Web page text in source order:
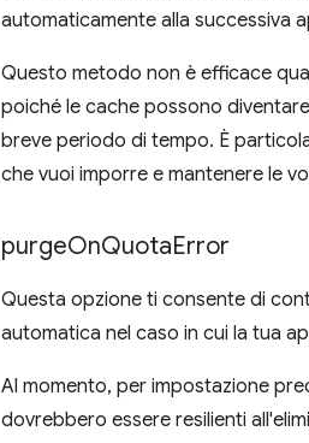
automaticamente alla successiva
Questo metodo non è efficace
poiché le cache possono
breve periodo di tempo. È
che vuoi imporre e mantenere le
purgeOnQuotaError
Questa opzione ti consente di
automatica nel caso in cui la tua
Al momento, per impostazione
dovrebbero essere resilienti